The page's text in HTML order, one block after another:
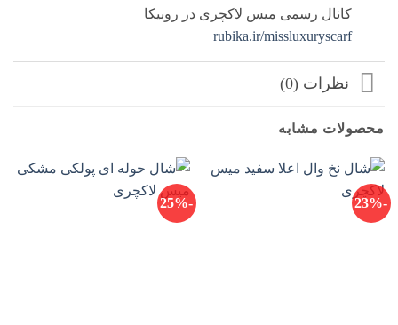
کانال رسمی میس لاکچری در روبیکا
rubika.ir/missluxuryscarf
نظرات (0)
محصولات مشابه
-23%
-25%